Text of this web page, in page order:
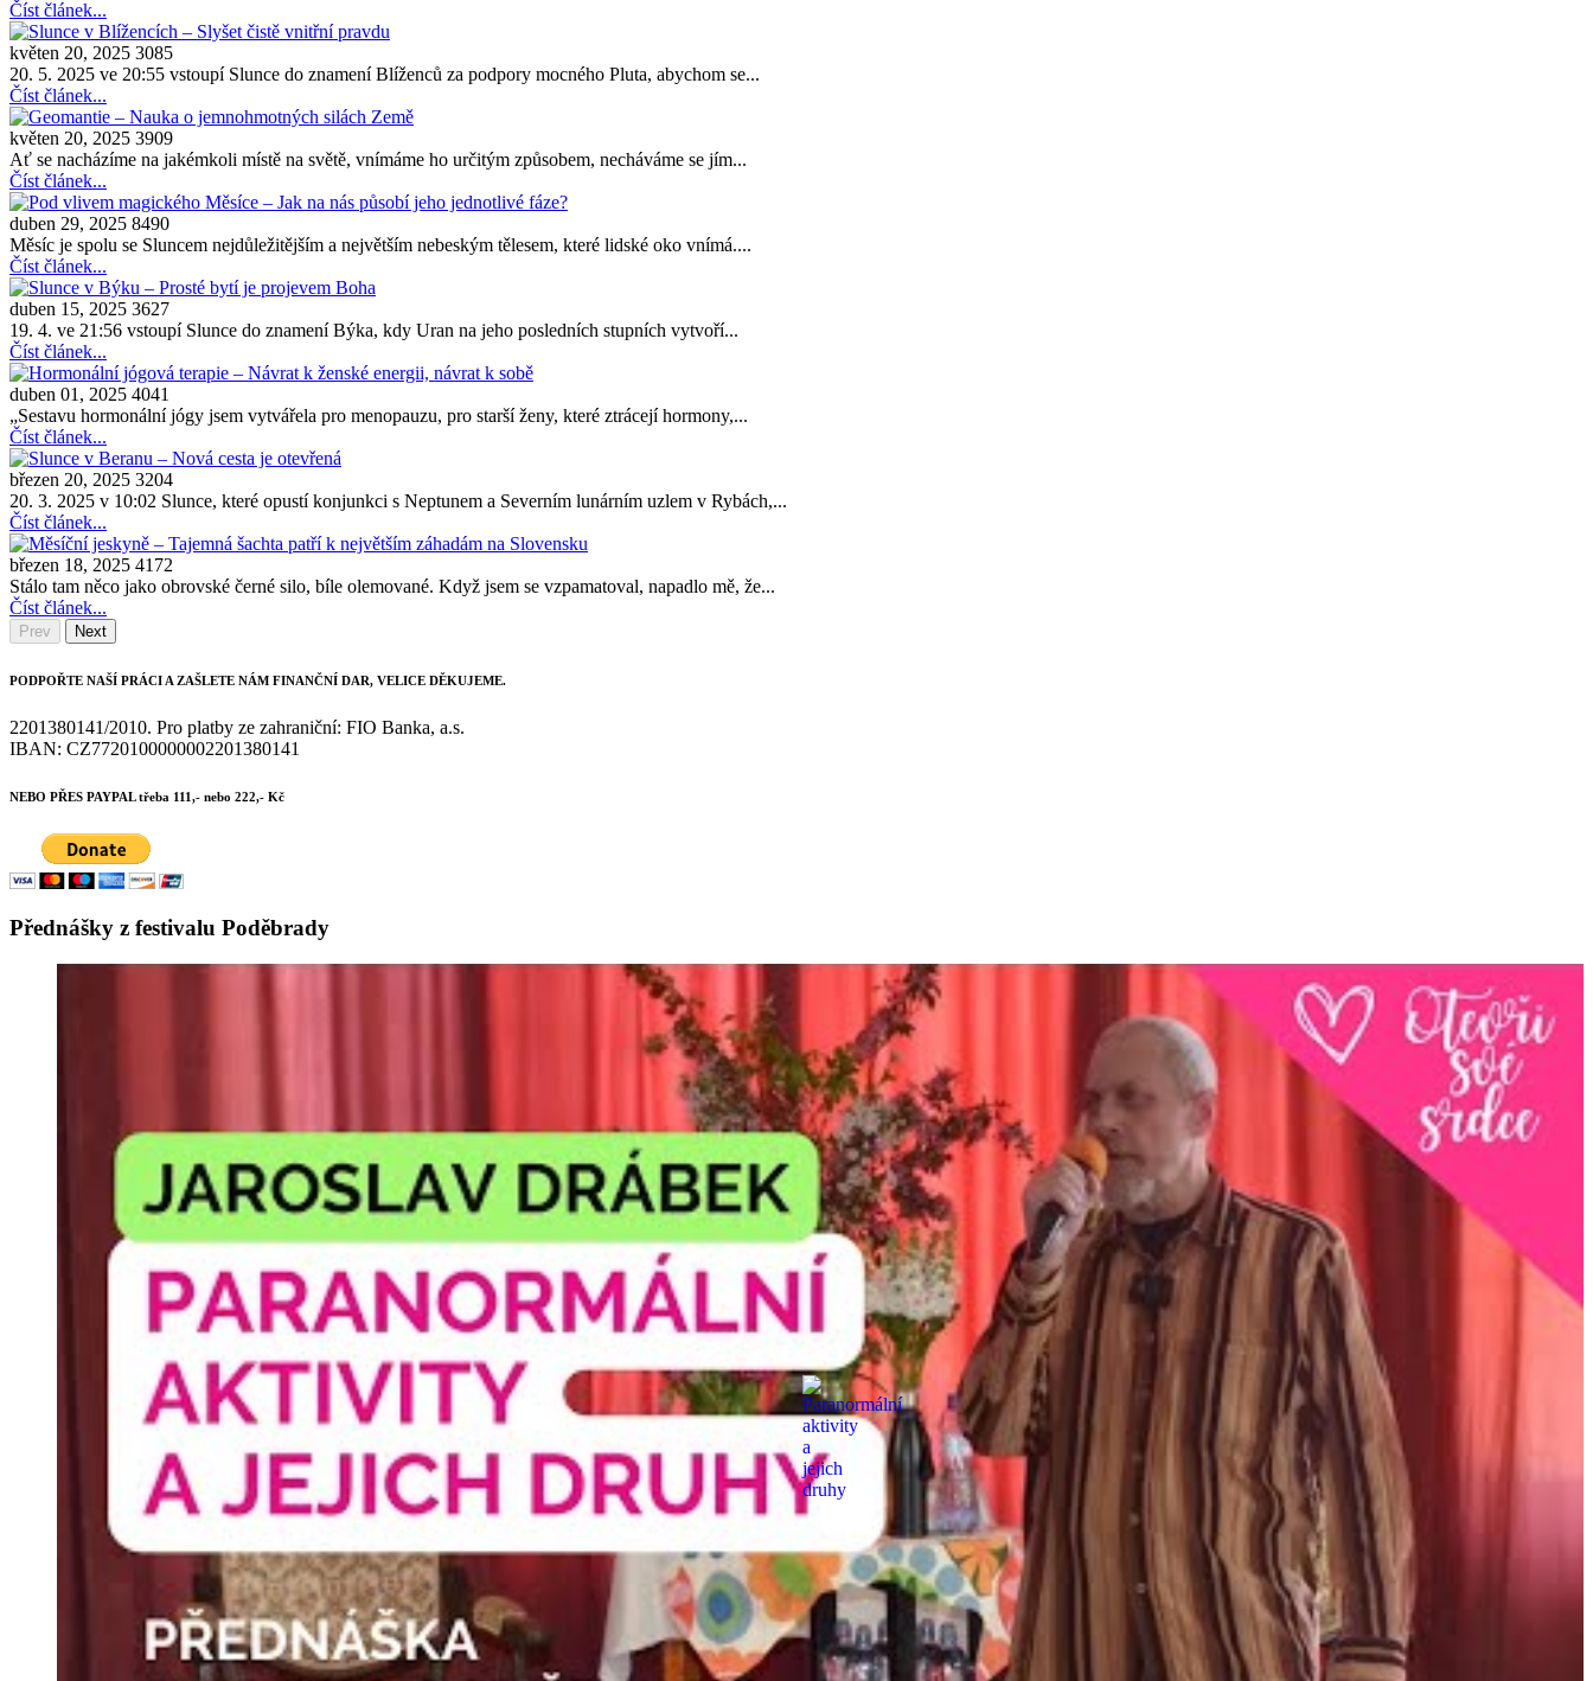
Číst článek...
květen 20, 2025 3085
20. 5. 2025 ve 20:55 vstoupí Slunce do znamení Blíženců za podpory mocného Pluta, abychom se...
Číst článek...
květen 20, 2025 3909
Ať se nacházíme na jakémkoli místě na světě, vnímáme ho určitým způsobem, necháváme se jím...
Číst článek...
duben 29, 2025 8490
Měsíc je spolu se Sluncem nejdůležitějším a největším nebeským tělesem, které lidské oko vnímá....
Číst článek...
duben 15, 2025 3627
19. 4. ve 21:56 vstoupí Slunce do znamení Býka, kdy Uran na jeho posledních stupních vytvoří...
Číst článek...
duben 01, 2025 4041
„Sestavu hormonální jógy jsem vytvářela pro menopauzu, pro starší ženy, které ztrácejí hormony,...
Číst článek...
březen 20, 2025 3204
20. 3. 2025 v 10:02 Slunce, které opustí konjunkci s Neptunem a Severním lunárním uzlem v Rybách,...
Číst článek...
březen 18, 2025 4172
Stálo tam něco jako obrovské černé silo, bíle olemované. Když jsem se vzpamatoval, napadlo mě, že...
Číst článek...
Prev Next
PODPOŘTE NAŠÍ PRÁCI A ZAŠLETE NÁM FINANČNÍ DAR, VELICE DĚKUJEME.
2201380141/2010. Pro platby ze zahraniční: FIO Banka, a.s.
IBAN: CZ7720100000002201380141
NEBO PŘES PAYPAL třeba 111,- nebo 222,- Kč
Přednášky z festivalu Poděbrady